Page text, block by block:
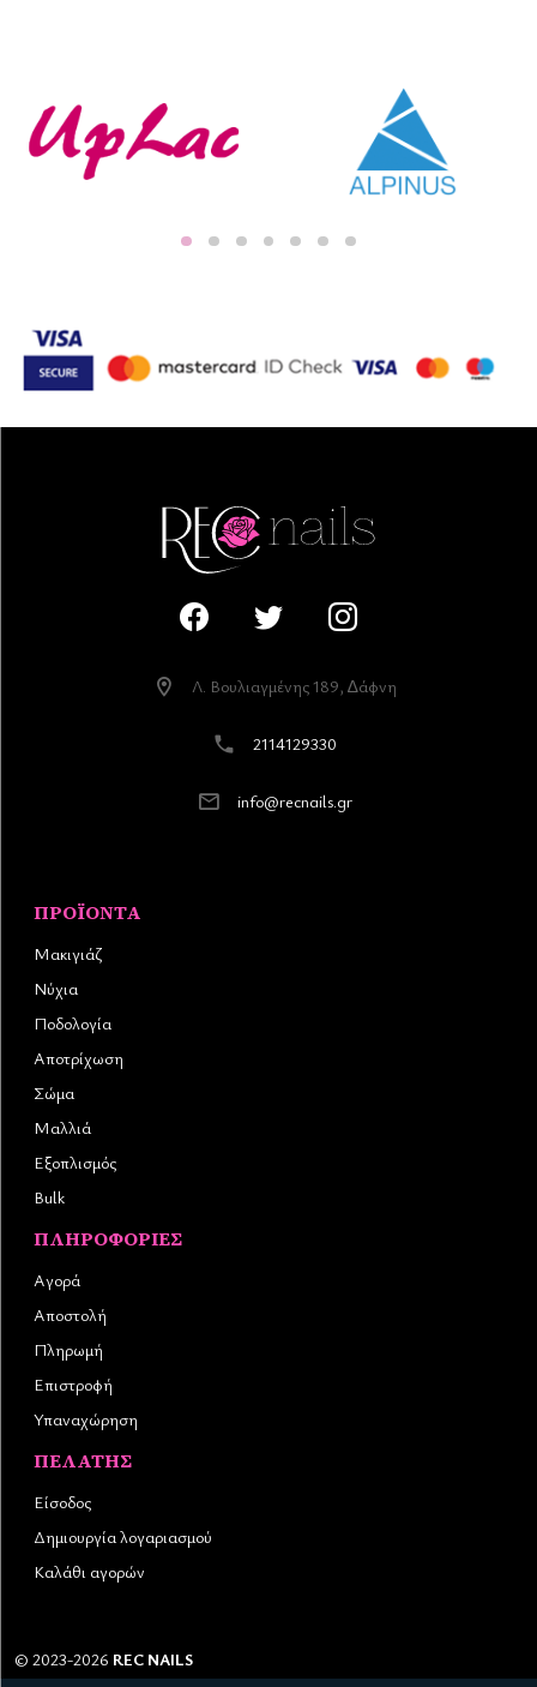
Λ. Βουλιαγµένης 189, ∆άφνη
2114129330
info@recnails.gr
ΠΡΟΪΌΝΤΑ
Μακιγιάζ
Νύχια
Ποδολογία
Αποτρίχωση
Σώμα
Μαλλιά
Εξοπλισμός
Bulk
ΠΛΗΡΟΦΟΡΊΕΣ
Αγορά
Αποστολή
Πληρωμή
Επιστροφή
Υπαναχώρηση
ΠΕΛΆΤΗΣ
Είσοδος
Δημιουργία λογαριασμού
Καλάθι αγορών
© 2023-2026 REC NAILS